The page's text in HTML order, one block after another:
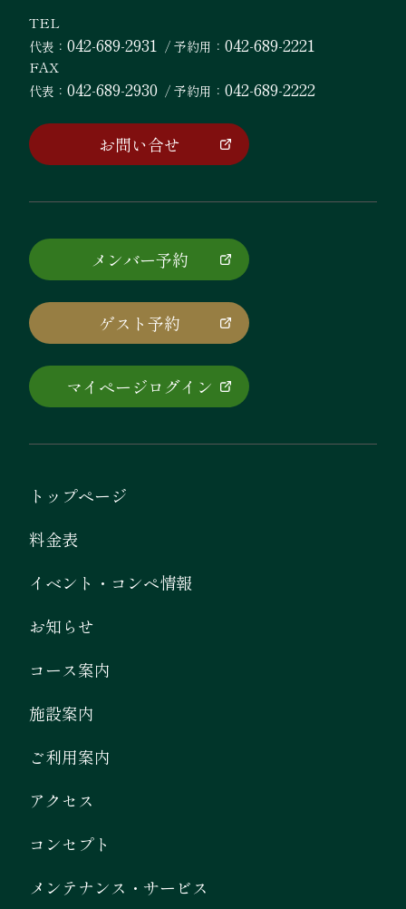
TEL
代表 042-689-2931 / 予約用 042-689-2221
FAX
代表 042-689-2930 / 予約用 042-689-2222
お問い合せ
メンバー予約
ゲスト予約
マイページログイン
トップページ
料金表
イベント・コンペ情報
お知らせ
コース案内
施設案内
ご利用案内
アクセス
コンセプト
メンテナンス・サービス